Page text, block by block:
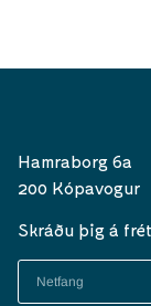
Hamraborg 6a
200 Kópavogur
Skráðu þig á